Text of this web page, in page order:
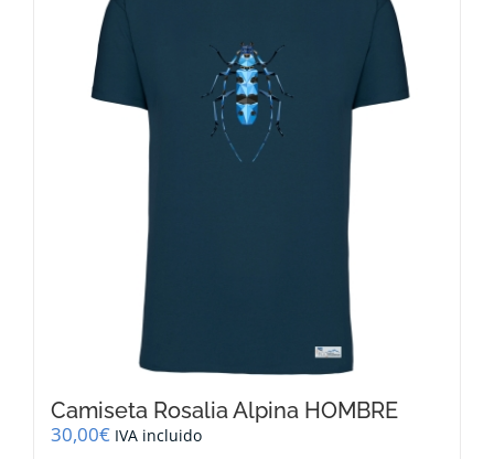
se
pueden
elegir
en
página
Camiseta Rosalia Alpina HOMBRE
30,00€ IVA incluido